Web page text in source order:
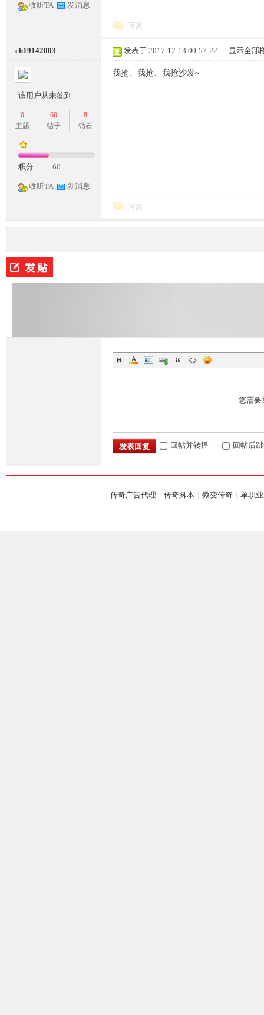
奇
一
G
收听TA 发消息
回复
ch19142003
该用户从未签到
0
主题
60
帖子
8
钻石
积分 60
收听TA 发消息
发表于 2017-12-13 00:57:22 | 显示全部
我抢、我抢、我抢沙发~
回复
您需要
发表回复 回帖并转播 回帖后
传奇广告代理 | 传奇脚本 | 微变传奇 | 单职